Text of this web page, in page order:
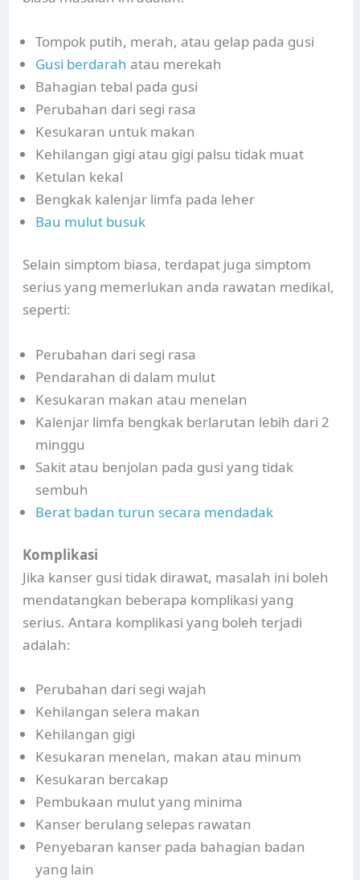
Tompok putih, merah, atau gelap pada gusi
Gusi berdarah atau merekah
Bahagian tebal pada gusi
Perubahan dari segi rasa
Kesukaran untuk makan
Kehilangan gigi atau gigi palsu tidak muat
Ketulan kekal
Bengkak kalenjar limfa pada leher
Bau mulut busuk
Selain simptom biasa, terdapat juga simptom
serius yang memerlukan anda rawatan medikal,
seperti:
Perubahan dari segi rasa
Pendarahan di dalam mulut
Kesukaran makan atau menelan
Kalenjar limfa bengkak berlarutan lebih dari 2
minggu
Sakit atau benjolan pada gusi yang tidak
sembuh
Berat badan turun secara mendadak
Komplikasi
Jika kanser gusi tidak dirawat, masalah ini boleh
mendatangkan beberapa komplikasi yang
serius. Antara komplikasi yang boleh terjadi
adalah:
Perubahan dari segi wajah
Kehilangan selera makan
Kehilangan gigi
Kesukaran menelan, makan atau minum
Kesukaran bercakap
Pembukaan mulut yang minima
Kanser berulang selepas rawatan
Penyebaran kanser pada bahagian badan
yang lain